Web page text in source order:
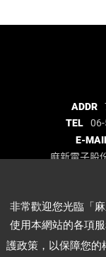
非常歡迎您光臨「
使用本網站的各項
護政策，以保障您的
子
有
限
公
ADDR
TEL
E-
麻新電子股
代理品牌